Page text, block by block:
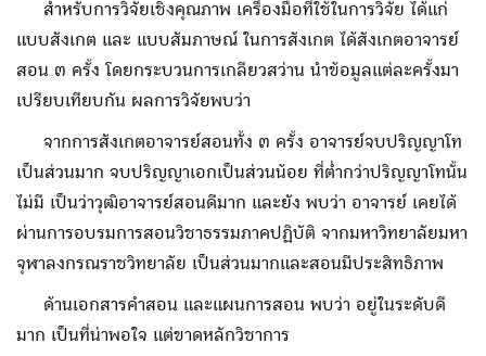
สำหรับการวิจัยเชิงคุณภาพ เครื่องมือที่ใช้ในการวิจัย ได้แก่
แบบสังเกต และ แบบสัมภาษณ์ ในการสังเกต ได้สังเกตอาจารย์
สอน ๓ ครั้ง โดยกระบวนการเกลียวสว่าน นำข้อมูลแต่ละครั้งมา
เปรียบเทียบกัน ผลการวิจัยพบว่า
จากการสังเกตอาจารย์สอนทั้ง ๓ ครั้ง อาจารย์จบปริญญาโท
เป็นส่วนมาก จบปริญญาเอกเป็นส่วนน้อย ที่ต่ำกว่าปริญญาโทนั้น
ไม่มี เป็นว่าวุฒิอาจารย์สอนดีมาก และยัง พบว่า อาจารย์ เคยได้
ผ่านการอบรมการสอนวิชาธรรมภาคปฏิบัติ จากมหาวิทยาลัยมหา
จุฬาลงกรณราชวิทยาลัย เป็นส่วนมากและสอนมีประสิทธิภาพ
ด้านเอกสารคำสอน และแผนการสอน พบว่า อยู่ในระดับดี
มาก เป็นที่น่าพอใจ แต่ขาดหลักวิชาการ